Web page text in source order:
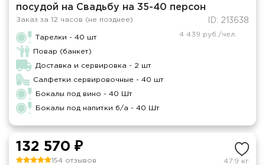
посудой на Свадьбу на 35-40 персон
Заказ за 12 часов (не позднее) ID: 213638
Тарелки - 40 шт
Повар (банкет)
Доставка и сервировка - 2 шт
Салфетки сервировочные - 40 шт
Бокалы под вино - 40 Шт
Бокалы под напитки б/а - 40 Шт
4 439 руб./чел.
132 570 ₽
154 отзывов 47.9 кг